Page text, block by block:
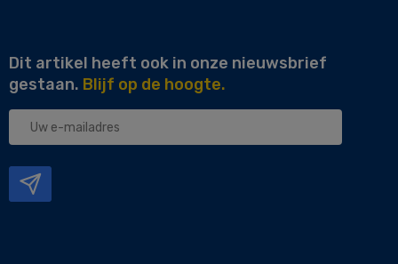
Dit artikel heeft ook in onze nieuwsbrief
gestaan. Blijf op de hoogte.
Uw